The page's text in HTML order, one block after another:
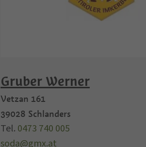
Gruber Werner
Vetzan 161
39028 Schlanders
Tel. 0473 740 005
soda@gmx.at